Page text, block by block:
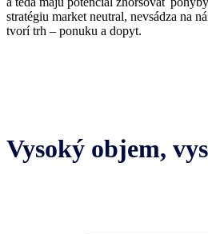
stratégiu market neutral, nevsádza na
tvorí trh – ponuku a dopyt.
Vysoký objem,